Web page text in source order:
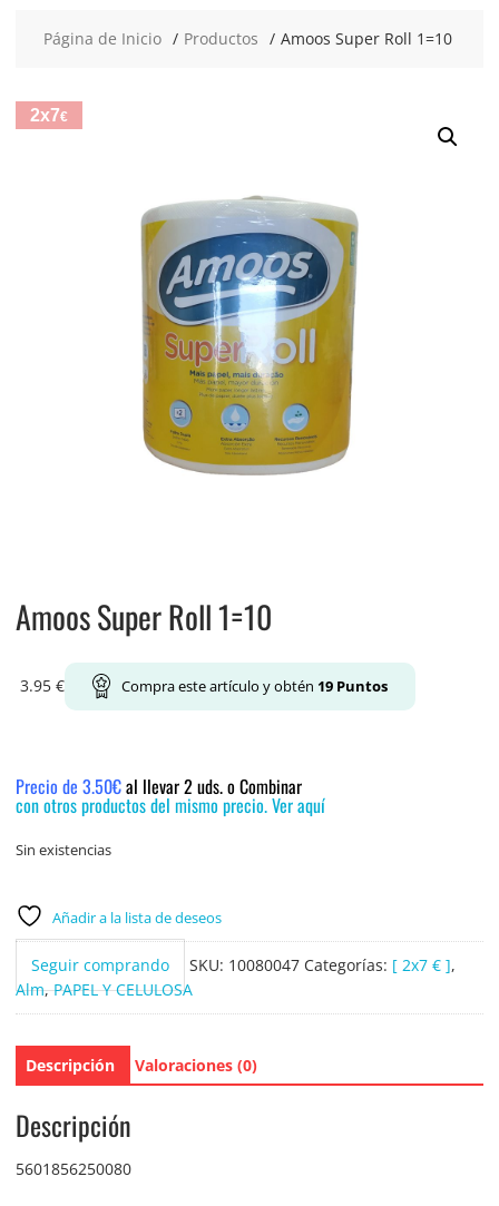
Página de Inicio Productos Amoos Super Roll 1=10
2x7€
Amoos Super Roll 1=10
3.95 € Compra este artículo y obtén 19Puntos
Precio de 3.50€al llevar 2 uds. o Combinar
con otros productos del mismo precio. Ver aquí
Sin existencias
Añadir a la lista de deseos
Seguir comprando SKU: 10080047 Categorías: [ 2x7 € ],
Alm,PAPEL Y CELULOSA
Descripción Valoraciones (0)
Descripción
5601856250080